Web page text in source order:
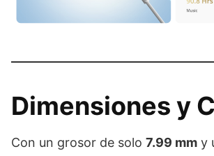
Dimensiones y
Con un grosor de solo 7.99 mm y